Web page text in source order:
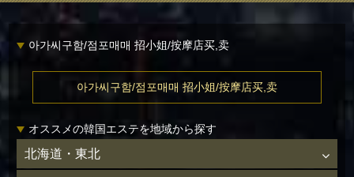
아가씨구함/점포매매 招小姐/按摩店买,卖
아가씨구함/점포매매 招小姐/按摩店买,卖
オススメの韓国エステを地域から探す
北海道・東北